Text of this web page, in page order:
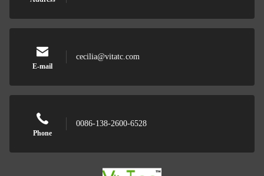
E-mail
cecilia@vitatc.com
Phone
0086-138-2600-6528